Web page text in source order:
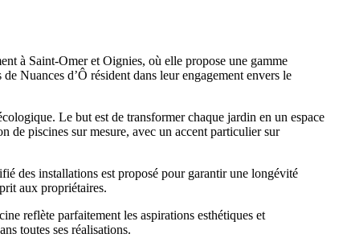
à Saint-Omer et Oignies, où elle propose une gamme
Nuances d’Ô résident dans leur engagement envers le
Le but est de transformer chaque jardin en un espace
de piscines sur mesure, avec un accent particulier sur
des installations est proposé pour garantir une longévité
aux propriétaires.
reflète parfaitement les aspirations esthétiques et
toutes ses réalisations.